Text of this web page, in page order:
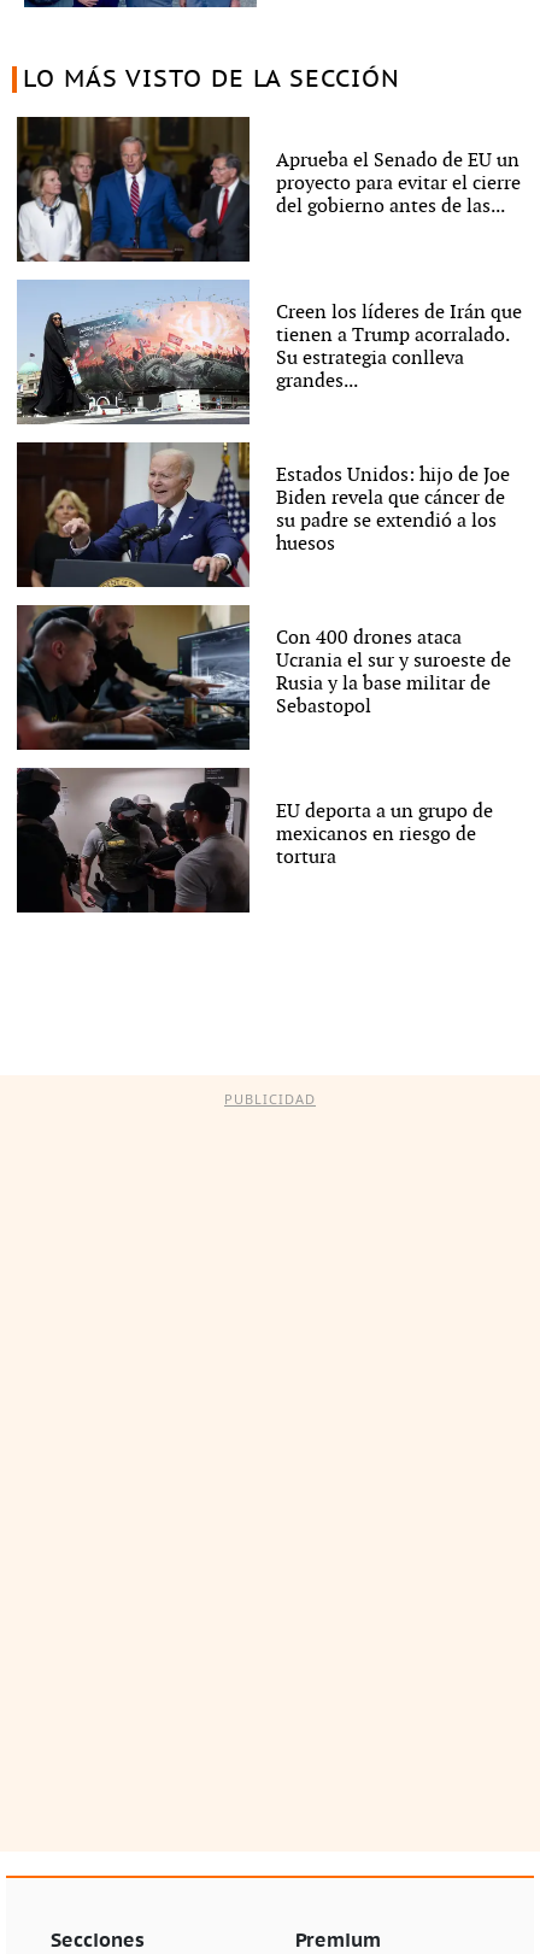
LO MÁS VISTO DE LA SECCIÓN
Aprueba el Senado de EU un
proyecto para evitar el cierre
del gobierno antes de las...
Creen los líderes de Irán que
tienen a Trump acorralado.
Su estrategia conlleva
grandes...
Estados Unidos: hijo de Joe
Biden revela que cáncer de
su padre se extendió a los
huesos
Con 400 drones ataca
Ucrania el sur y suroeste de
Rusia y la base militar de
Sebastopol
EU deporta a un grupo de
mexicanos en riesgo de
tortura
PUBLICIDAD
Secciones Premium